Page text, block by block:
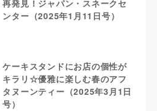
再発見！ジャパン・スネークセ
ンター（2025年1月11日号）
ケーキスタンドにお店の個性が
キラリ☆優雅に楽しむ春のアフ
タヌーンティー（2025年3月1日
号）